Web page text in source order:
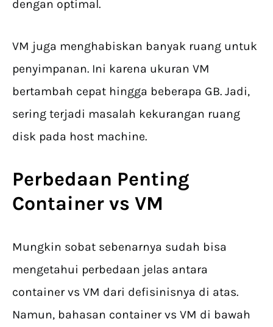
dengan optimal.
VM juga menghabiskan banyak ruang untuk
penyimpanan. Ini karena ukuran VM
bertambah cepat hingga beberapa GB. Jadi,
sering terjadi masalah kekurangan ruang
disk pada host machine.
Perbedaan Penting
Container vs VM
Mungkin sobat sebenarnya sudah bisa
mengetahui perbedaan jelas antara
container vs VM dari defisinisnya di atas.
Namun, bahasan container vs VM di bawah